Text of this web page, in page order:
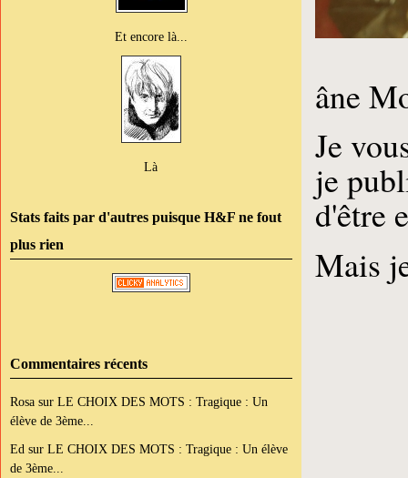
Et encore là...
Là
Stats faits par d'autres puisque H&F ne fout
plus rien
Commentaires récents
Rosa sur LE CHOIX DES MOTS : Tragique : Un
élève de 3ème...
Ed sur LE CHOIX DES MOTS : Tragique : Un élève
de 3ème...
âne
Je
je
d'être
Mais